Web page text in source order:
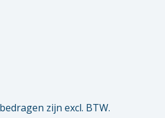
zijn excl. BTW.